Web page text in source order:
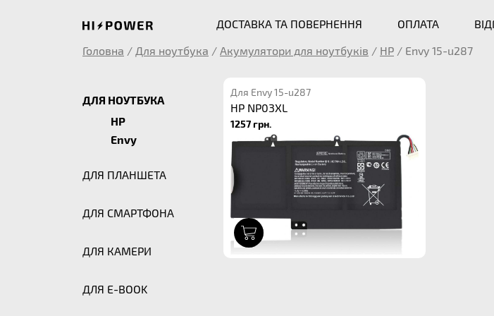
ДОСТАВКА ТА ПОВЕРНЕННЯ ОПЛАТА
Головна / Для ноутбука / Акумулятори для ноутбуків / HP / Envy 15-u287
ДЛЯ НОУТБУКА
HP
Envy
ДЛЯ ПЛАНШЕТА
ДЛЯ СМАРТФОНА
ДЛЯ КАМЕРИ
ДЛЯ E-BOOK
Для Envy 15-u287
HP NP03XL
1257 грн.